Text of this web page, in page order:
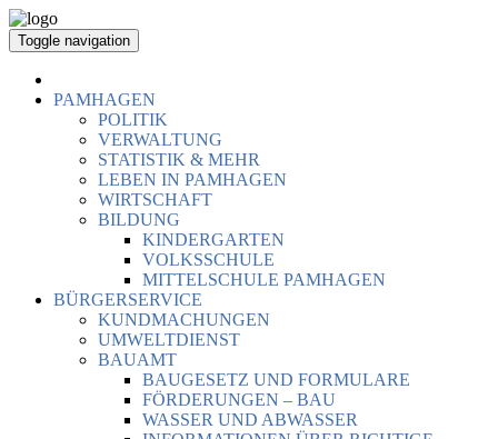
Toggle navigation
PAMHAGEN
POLITIK
VERWALTUNG
STATISTIK & MEHR
LEBEN IN PAMHAGEN
WIRTSCHAFT
BILDUNG
KINDERGARTEN
VOLKSSCHULE
MITTELSCHULE PAMHAGEN
BÜRGERSERVICE
KUNDMACHUNGEN
UMWELTDIENST
BAUAMT
BAUGESETZ UND FORMULARE
FÖRDERUNGEN – BAU
WASSER UND ABWASSER